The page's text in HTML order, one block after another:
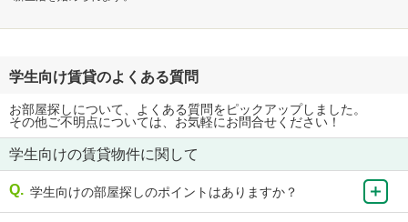
学生向け賃貸のよくある質問
お部屋探しについて、よくある質問をピックアップしました。
その他ご不明点については、お気軽にお問合せください！
学生向けの賃貸物件に関して
学生向けの部屋探しのポイントはありますか？